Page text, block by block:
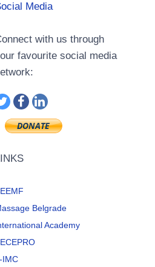
Media
with us through
favourite social media
Belgrade
Academy
IMC